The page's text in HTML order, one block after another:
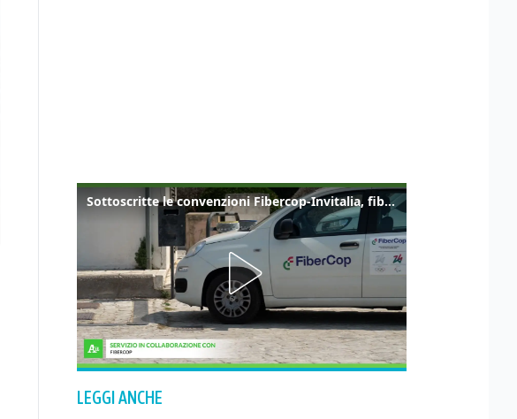
Sottoscritte le convenzioni Fibercop-Invitalia, fibra ottica per 477 mila civici
LEGGI ANCHE